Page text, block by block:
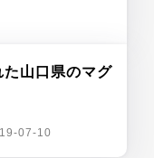
山口県のマグ
07-10